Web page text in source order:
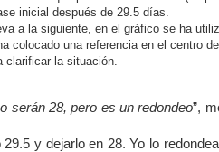
inicial después de 29.5 días.
a la siguiente, en el gráfico se ha
colocado una referencia en el centro
clarificar la situación.
serán 28, pero es un redondeo”,
y dejarlo en 28. Yo lo